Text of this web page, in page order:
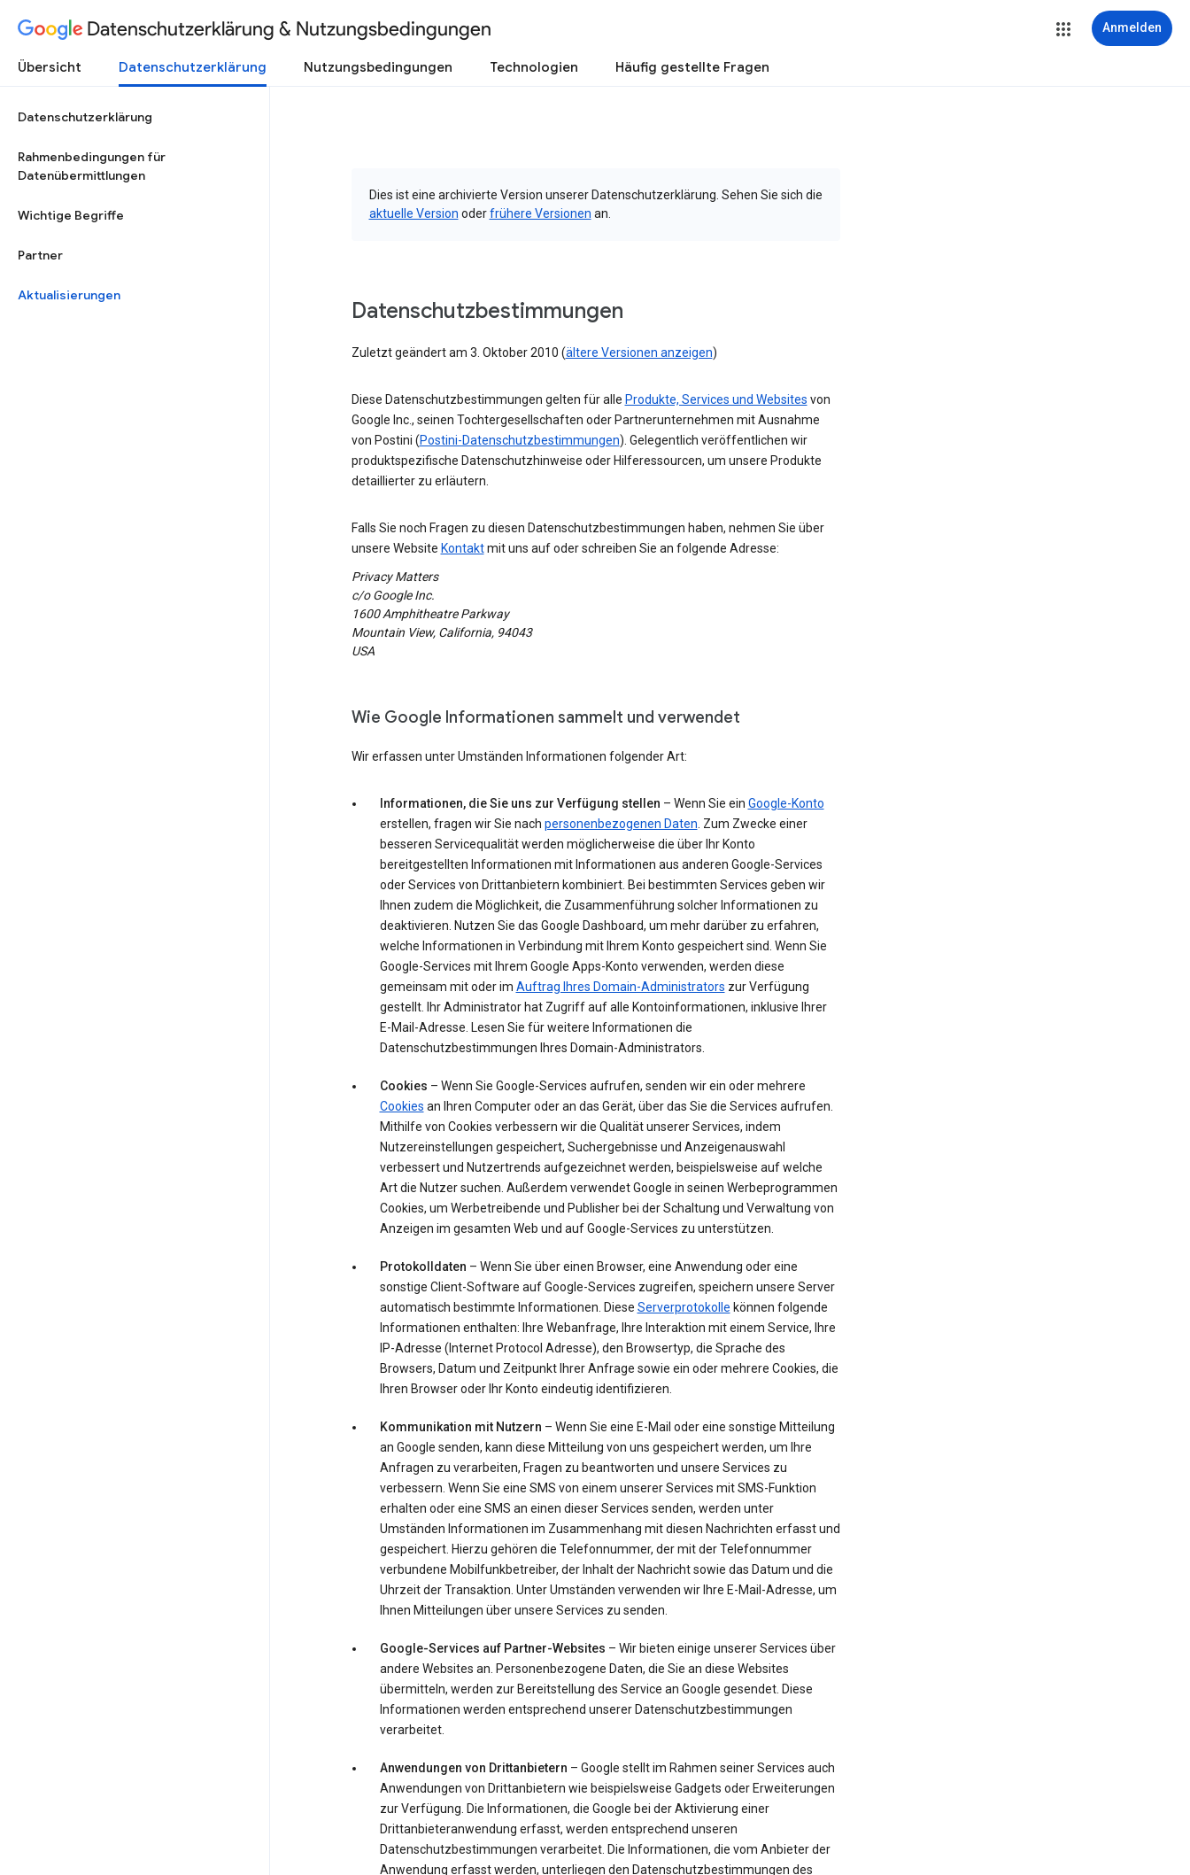
Datenschutzerklärung & Nutzungsbedingungen Anmelden
Übersicht Datenschutzerklärung Nutzungsbedingungen Technologien Häufig gestellte Fragen
Datenschutzerklärung
Rahmenbedingungen für
Datenübermittlungen
Wichtige Begriffe
Partner
Aktualisierungen
Dies ist eine archivierte Version unserer Datenschutzerklärung. Sehen Sie sich die
aktuelle Version oderfrühere Versionen an.
Datenschutzbestimmungen
Zuletzt geändert am 3. Oktober 2010 (ältere Versionen anzeigen)
Diese Datenschutzbestimmungen gelten für alle Produkte, Services und Websites von
Google Inc., seinen Tochtergesellschaften oder Partnerunternehmen mit Ausnahme
von Postini (Postini-Datenschutzbestimmungen). Gelegentlich veröffentlichen wir
produktspezifische Datenschutzhinweise oder Hilferessourcen, um unsere Produkte
detaillierter zu erläutern.
Falls Sie noch Fragen zu diesen Datenschutzbestimmungen haben, nehmen Sie über
unsere Website Kontaktmit uns auf oder schreiben Sie an folgende Adresse:
Privacy Matters
c/o Google Inc.
1600 Amphitheatre Parkway
Mountain View, California, 94043
USA
Wie Google Informationen sammelt und verwendet
Wir erfassen unter Umständen Informationen folgender Art:
Informationen, die Sie uns zur Verfügung stellen – Wenn Sie ein Google-Konto
erstellen, fragen wir Sie nach personenbezogenen Daten . Zum Zwecke einer
besseren Servicequalität werden möglicherweise die über Ihr Konto
bereitgestellten Informationen mit Informationen aus anderen Google-Services
oder Services von Drittanbietern kombiniert. Bei bestimmten Services geben wir
Ihnen zudem die Möglichkeit, die Zusammenführung solcher Informationen zu
deaktivieren. Nutzen Sie das Google Dashboard, um mehr darüber zu erfahren,
welche Informationen in Verbindung mit Ihrem Konto gespeichert sind. Wenn Sie
Google-Services mit Ihrem Google Apps-Konto verwenden, werden diese
gemeinsam mit oder im Auftrag Ihres Domain-Administrators zur Verfügung
gestellt. Ihr Administrator hat Zugriff auf alle Kontoinformationen, inklusive Ihrer
E-Mail-Adresse. Lesen Sie für weitere Informationen die
Datenschutzbestimmungen Ihres Domain-Administrators.
Cookies – Wenn Sie Google-Services aufrufen, senden wir ein oder mehrere
Cookies an Ihren Computer oder an das Gerät, über das Sie die Services aufrufen.
Mithilfe von Cookies verbessern wir die Qualität unserer Services, indem
Nutzereinstellungen gespeichert, Suchergebnisse und Anzeigenauswahl
verbessert und Nutzertrends aufgezeichnet werden, beispielsweise auf welche
Art die Nutzer suchen. Außerdem verwendet Google in seinen Werbeprogrammen
Cookies, um Werbetreibende und Publisher bei der Schaltung und Verwaltung von
Anzeigen im gesamten Web und auf Google-Services zu unterstützen.
Protokolldaten – Wenn Sie über einen Browser, eine Anwendung oder eine
sonstige Client-Software auf Google-Services zugreifen, speichern unsere Server
automatisch bestimmte Informationen. Diese Serverprotokolle können folgende
Informationen enthalten: Ihre Webanfrage, Ihre Interaktion mit einem Service, Ihre
IP-Adresse (Internet Protocol Adresse), den Browsertyp, die Sprache des
Browsers, Datum und Zeitpunkt Ihrer Anfrage sowie ein oder mehrere Cookies, die
Ihren Browser oder Ihr Konto eindeutig identifizieren.
Kommunikation mit Nutzern – Wenn Sie eine E-Mail oder eine sonstige Mitteilung
an Google senden, kann diese Mitteilung von uns gespeichert werden, um Ihre
Anfragen zu verarbeiten, Fragen zu beantworten und unsere Services zu
verbessern. Wenn Sie eine SMS von einem unserer Services mit SMS-Funktion
erhalten oder eine SMS an einen dieser Services senden, werden unter
Umständen Informationen im Zusammenhang mit diesen Nachrichten erfasst und
gespeichert. Hierzu gehören die Telefonnummer, der mit der Telefonnummer
verbundene Mobilfunkbetreiber, der Inhalt der Nachricht sowie das Datum und die
Uhrzeit der Transaktion. Unter Umständen verwenden wir Ihre E-Mail-Adresse, um
Ihnen Mitteilungen über unsere Services zu senden.
Google-Services auf Partner-Websites – Wir bieten einige unserer Services über
andere Websites an. Personenbezogene Daten, die Sie an diese Websites
übermitteln, werden zur Bereitstellung des Service an Google gesendet. Diese
Informationen werden entsprechend unserer Datenschutzbestimmungen
verarbeitet.
Anwendungen von Drittanbietern – Google stellt im Rahmen seiner Services auch
Anwendungen von Drittanbietern wie beispielsweise Gadgets oder Erweiterungen
zur Verfügung. Die Informationen, die Google bei der Aktivierung einer
Drittanbieteranwendung erfasst, werden entsprechend unseren
Datenschutzbestimmungen verarbeitet. Die Informationen, die vom Anbieter der
Anwendung erfasst werden, unterliegen den Datenschutzbestimmungen des